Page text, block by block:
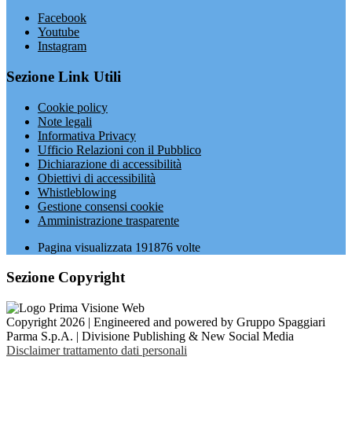
Facebook
Youtube
Instagram
Sezione Link Utili
Cookie policy
Note legali
Informativa Privacy
Ufficio Relazioni con il Pubblico
Dichiarazione di accessibilità
Obiettivi di accessibilità
Whistleblowing
Gestione consensi cookie
Amministrazione trasparente
Pagina visualizzata 191876 volte
Sezione Copyright
Copyright 2026 | Engineered and powered by Gruppo Spaggiari
Parma S.p.A. | Divisione Publishing & New Social Media
Disclaimer trattamento dati personali